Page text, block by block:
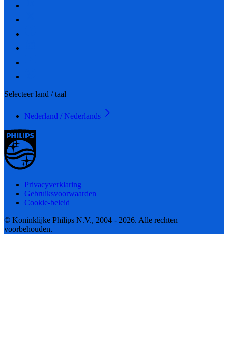
Selecteer land / taal
Nederland / Nederlands
Privacyverklaring
Gebruiksvoorwaarden
Cookie-beleid
© Koninklijke Philips N.V., 2004 - 2026. Alle rechten
voorbehouden.